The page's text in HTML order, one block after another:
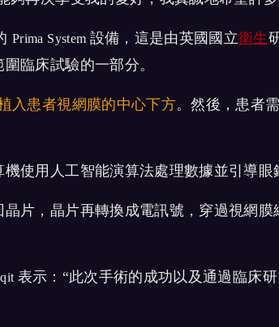
Prima System 設備，這是由英國國立衛生
臨床試驗的一部分。
入患者視網膜的中心下方。然後，患者
使用人工智能演算法處理數據並引導眼
片，晶片再轉換成電訊號，穿過視網
表示：“此次手術的成功以及通過臨床